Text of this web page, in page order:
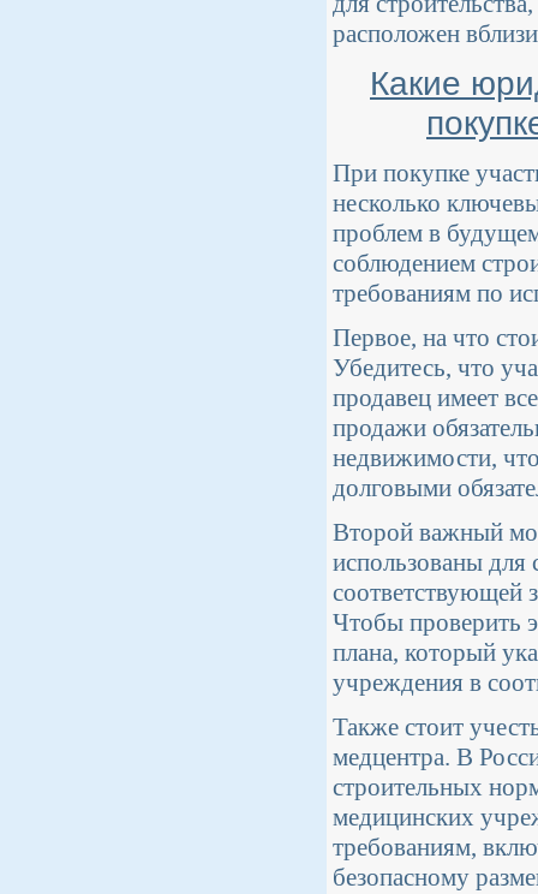
расположен
Какие
При покупке
несколько
проблем в
соблюдением
требованиям по
Первое, на что
Убедитесь, что
продавец имеет
продажи
недвижимости,
долговыми
Второй важный
использованы для
соответствующей
Чтобы проверить
плана, который
учреждения в
Также стоит
медцентра. В
строительных
медицинских
требованиям,
безопасному